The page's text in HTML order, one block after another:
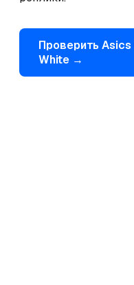
Проверить Asics
White →